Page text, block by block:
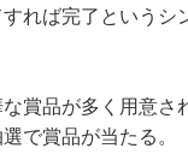
れば完了というシ
賞品が多く用意さ
で賞品が当たる。